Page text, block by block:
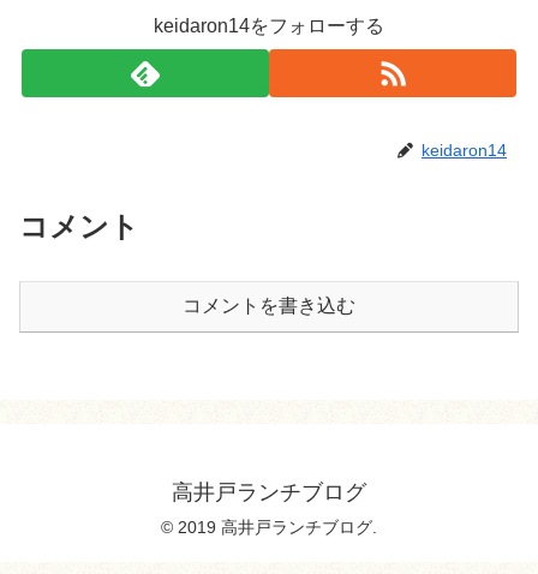
keidaron14をフォローする
keidaron14
コメント
コメントを書き込む
高井戸ランチブログ
© 2019 高井戸ランチブログ.